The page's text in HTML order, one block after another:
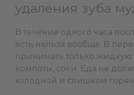
удаления зуба
В течение одного часа
есть нельзя вообще. В
принимать только
компоты, соки. Еда не
холодной и слишком